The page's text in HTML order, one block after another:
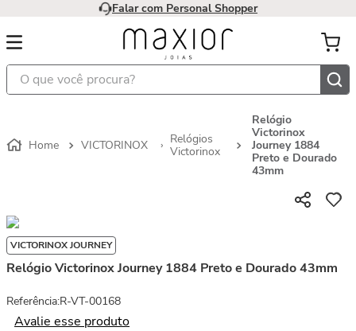
Falar com Personal Shopper
O que você procura?
VICTORINOX
Relógios
Victorinox
Relógio
Victorinox
Journey 1884
Preto e Dourado
43mm
VICTORINOX JOURNEY
Relógio Victorinox Journey 1884 Preto e Dourado 43mm
Referência:R-VT-00168
Avalie esse produto